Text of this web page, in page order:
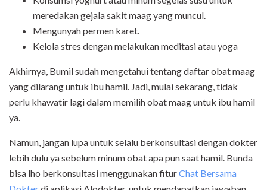
meredakan gejala sakit maag yang muncul.
Mengunyah permen karet.
Kelola stres dengan melakukan meditasi atau yoga
Akhirnya, Bumil sudah mengetahui tentang daftar obat maag
yang dilarang untuk ibu hamil. Jadi, mulai sekarang, tidak
perlu khawatir lagi dalam memilih obat maag untuk ibu hamil
ya.
Namun, jangan lupa untuk selalu berkonsultasi dengan dokter
lebih dulu ya sebelum minum obat apa pun saat hamil. Bunda
bisa lho berkonsultasi menggunakan fiturChat Bersama